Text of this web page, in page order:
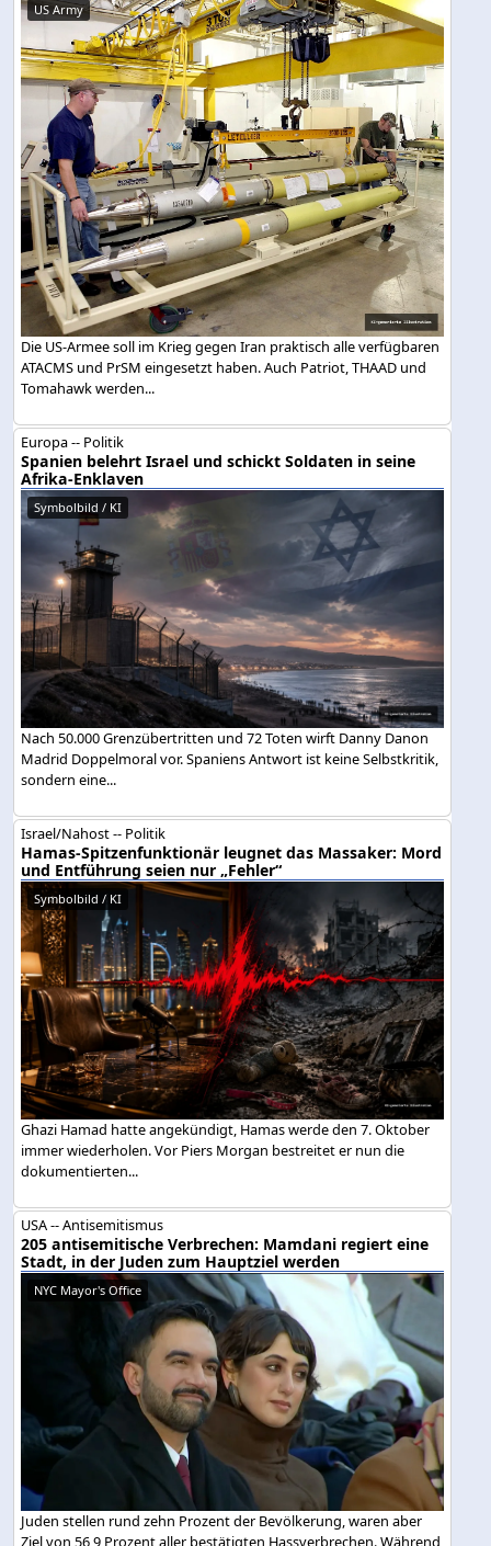
US Army
Die US-Armee soll im Krieg gegen Iran praktisch alle verfügbaren
ATACMS und PrSM eingesetzt haben. Auch Patriot, THAAD und
Tomahawk werden...
Europa -- Politik
Spanien belehrt Israel und schickt Soldaten in seine
Afrika-Enklaven
Symbolbild / KI
Nach 50.000 Grenzübertritten und 72 Toten wirft Danny Danon
Madrid Doppelmoral vor. Spaniens Antwort ist keine Selbstkritik,
sondern eine...
Israel/Nahost -- Politik
Hamas-Spitzenfunktionär leugnet das Massaker: Mord
und Entführung seien nur „Fehler“
Symbolbild / KI
Ghazi Hamad hatte angekündigt, Hamas werde den 7. Oktober
immer wiederholen. Vor Piers Morgan bestreitet er nun die
dokumentierten...
USA -- Antisemitismus
205 antisemitische Verbrechen: Mamdani regiert eine
Stadt, in der Juden zum Hauptziel werden
NYC Mayor's Office
Juden stellen rund zehn Prozent der Bevölkerung, waren aber
Ziel von 56,9 Prozent aller bestätigten Hassverbrechen. Während